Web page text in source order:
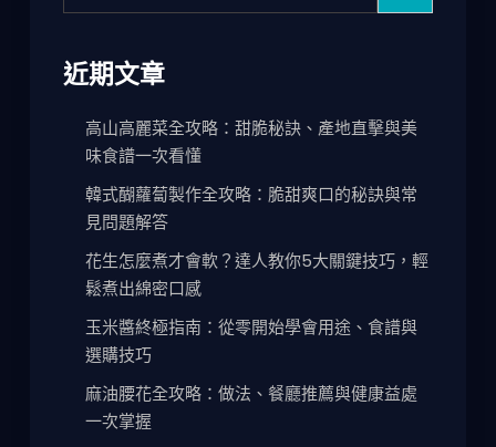
近期文章
高山高麗菜全攻略：甜脆秘訣、產地直擊與美
味食譜一次看懂
韓式醐蘿蔔製作全攻略：脆甜爽口的秘訣與常
見問題解答
花生怎麼煮才會軟？達人教你5大關鍵技巧，輕
鬆煮出綿密口感
玉米醬終極指南：從零開始學會用途、食譜與
選購技巧
麻油腰花全攻略：做法、餐廳推薦與健康益處
一次掌握